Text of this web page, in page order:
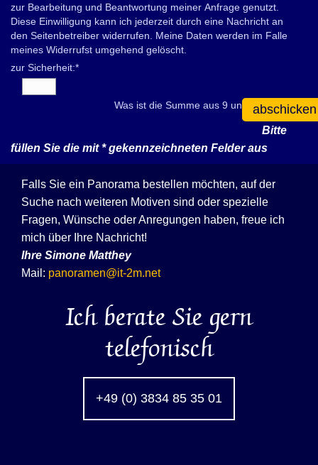
zur Bearbeitung und Beantwortung meiner Anfrage genutzt.
Diese Einwilligung kann ich jederzeit durch eine Nachricht an
den Seitenbetreiber widerrufen. Meine Daten werden im Falle
meines Widerrufst umgehend gelöscht.
zur Sicherheit:*
Was ist die Summe aus 9 und 2?abschicken
Bitte
füllen Sie die mit*gekennzeichneten Felder aus
Falls Sie ein Panorama bestellen möchten, auf der
Suche nach weiteren Motiven sind oder spezielle
Fragen, Wünsche oder Anregungen haben, freue ich
mich über Ihre Nachricht!
Ihre Simone Matthey
Mail: panoramen@it-2m.net
Ich berate Sie gern
telefonisch
+49 (0) 3834 85 35 01